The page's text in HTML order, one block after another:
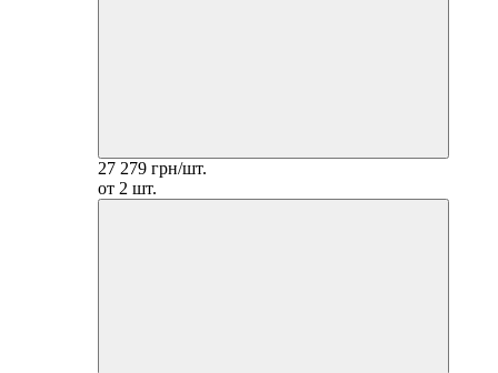
27 279 грн/шт.
от 2 шт.